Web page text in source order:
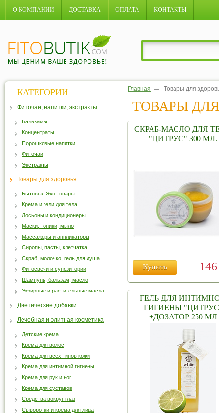
О КОМПАНИИ ДОСТАВКА ОПЛАТА КОНТАКТЫ
Главная Товары для
ТОВАРЫ
СКРАБ-МАСЛО ДЛЯ
"ЦИТРУС" 300 МЛ.
Купить
ГЕЛЬ ДЛЯ
ГИГИЕНЫ
+ДОЗАТОР 250 МЛ
КАТЕГОРИИ
Фиточаи, напитки, экстракты
Бальзамы
Концентраты
Порошковые напитки
Фиточаи
Экстракты
Товары для здоровья
Бытовые Эко товары
Крема и гели для тела
Лосьоны и кондиционеры
Маски, тоники, мыло
Массажеры и аппликаторы
Сиропы, пасты, клетчатка
Скраб, молочко, гель для душа
Фитосвечи и супозитории
Шампунь, бальзам, масло
Эфирные и растительные масла
Диетические добавки
Лечебная и элитная косметика
Детские крема
Крема для волос
Крема для всех типов кожи
Крема для интимной гигиены
Крема для рук и ног
Крема для суставов
Средства вокруг глаз
Сыворотки и крема для лица